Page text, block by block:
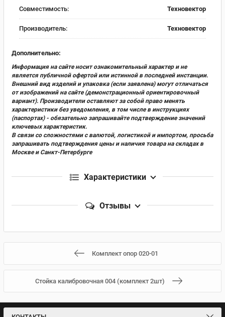
Совместимость:
Техновектор
Производитель: Техновектор
Дополнительно:
Информация на сайте носит ознакомительный характер и не
является публичной офертой или истинной в последней инстанции.
Внешний вид изделий и упаковка (если заявлена) могут отличаться
от изображений на сайте (демонстрационный ориентировочный
вариант). Производители оставляют за собой право менять
характеристики без уведомления, в том числе в инструкциях
(паспортах) - обязательно запрашивайте подтверждение значений
ключевых характеристик.
В связи со сложностями с валютой, логистикой и импортом, просьба
запрашивать подтверждения цены и наличия товара на складах в
Москве и Санкт-Петербурге
Характеристики
Отзывы
Комплект опор 020-01
Стойка калибровочная 004 (комплект 2шт)